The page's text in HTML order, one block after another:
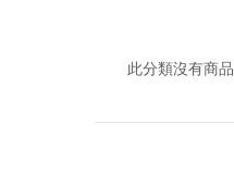
此分類沒有商品